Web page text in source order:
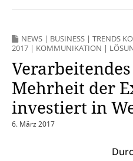
NEWS | BUSINESS | TRENDS
2017 | KOMMUNIKATION |
Mehrheit der
investiert in
6. März 2017